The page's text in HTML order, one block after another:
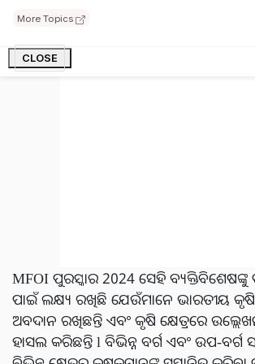
More Topics
CLOSE
ଆରମ୍ଭ କରି ଅନେକ ଶିଳ୍ପାନୁଷ୍ଠାନମାନ
MFOI ପୁରସ୍କାର 2024 ସେହି
ପାଇଁ ଲକ୍ଷ୍ୟ ରଖିଛି ଯେଉଁମାନେ ଭାରତୀୟ
ଅବଦାନ ରଖିଛନ୍ତି ଏବଂ କୃଷି କ୍ଷେତ୍ରରେ
ହାସଲ କରିଛନ୍ତି l ବିଭିନ୍ନ ବର୍ଗ ଏବଂ ଉପ-ବର୍ଗ